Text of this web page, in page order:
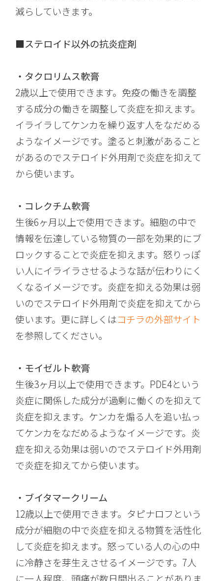
減らしていきます。
■ステロイド以外の抗炎症剤
・タクロリムス軟膏
2歳以上で使用できます。免疫の働きを調整
する成分の働きを調整して炎症を抑えます。
イライラしてケンカを繰り返す人をなだめる
ようなイメージです。塗ると刺激があること
があるのでステロイド外用剤で炎症を抑えて
から使います。
・コレクチム軟膏
生後6ヶ月以上で使用できます。細胞の中で
情報を伝達している物質の一部を効果的にブ
ロックすることで炎症を抑えます。怒りっぽ
い人にイライラさせるような話が伝わりにく
くなるイメージです。炎症を抑える効果は弱
いのでステロイド外用剤で炎症を抑えてから
使います。更に詳しくはコチラの外部サイト
を参照してください。
・モイゼルト軟膏
生後3ヶ月以上で使用できます。PDE4という
炎症に関係した成分が過剰に働くのを抑えて
炎症を抑えます。ケンカを煽る人を追い払っ
てケンカをなだめるようなイメージです。炎
症を抑える効果は弱いのでステロイド外用剤
で炎症を抑えてから使います。
・ブイタマークリーム
12歳以上で使用できます。タピナロフという
成分が細胞の中で炎症を抑える物質を活性化
して炎症を抑えます。怒っている人の心の中
に冷静さを芽生えさせるイメージです。7人